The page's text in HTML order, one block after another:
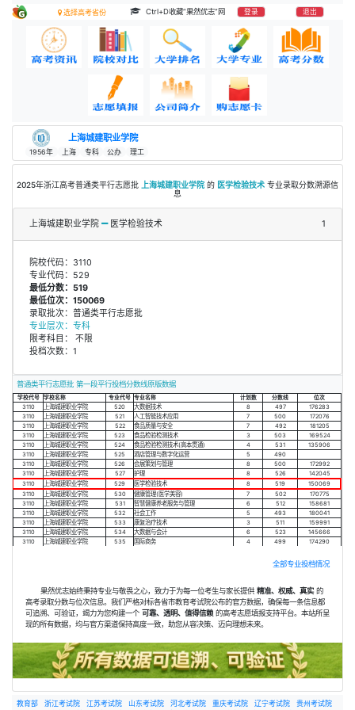
选择高考省份 Ctrl+D收藏“果然优志”网 登录 退出
上海城建职业学院
1956年 上海 专科 公办 理工
2025年浙江高考普通类平行志愿批 上海城建职业学院 的 医学检验技术 专业录取分数溯源信
息
上海城建职业学院 医学检验技术 1
院校代码：3110
专业代码：529
最低分数：519
最低位次：150069
录取批次：普通类平行志愿批
专业层次：专科
限考科目： 不限
投档次数：1
普通类平行志愿批 第一段平行投档分数线原版数据
学校代号 学校名称 专业代号 专业名称 计划数 分数线
位次
3110
上海城建职业学院 520 大数据技术 8 497
176283
3110
上海城建职业学院 521 人工智能技术应用 7 500
172076
3110
上海城建职业学院 522 食品质量与安全 7 492
181205
3110
上海城建职业学院 523 食品检验检测技术 3 503
169524
3110
上海城建职业学院 524 食品检验检测技术(高本贯通) 4 531
135906
3110
上海城建职业学院 525 酒店管理与数字化运营 5
490
3110
上海城建职业学院 526 会展策划与管理 8 500
172992
3110
上海城建职业学院 527 护理 8 526
142045
3110
上海城建职业学院 529 医学检验技术 8 519
150069
3110
上海城建职业学院 530 健康管理(医学美容) 7 502
170775
3110
上海城建职业学院 531 智慧健康养老服务与管理 6 512
158681
3110
上海城建职业学院 532 社会工作 5 493
180041
3110
上海城建职业学院 533 康复治疗技术 3 511
159991
3110
上海城建职业学院 534 大数据与会计 6 523
145666
3110
上海城建职业学院 535 国际商务 4 499 174290
全部专业投档情况
果然优志始终秉持专业与敬畏之心，致力于为每一位考生与家长提供 精准、权威、真实的
高考录取分数与位次信息。我们严格对标各省市教育考试院公布的官方数据，确保每一条信息都
可追溯、可验证，竭力为您构建一个 可靠、透明、值得信赖 的高考志愿填报支持平台。本站所呈
现的所有数据，均与官方渠道保持高度一致，助您从容决策、迈向理想未来。
教育部 浙江考试院 江苏考试院 山东考试院 河北考试院 重庆考试院 辽宁考试院
贵州考试院